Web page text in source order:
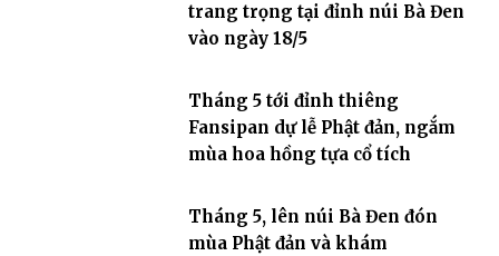
trang trọng tại đỉnh núi Bà Đen
vào ngày 18/5
Tháng 5 tới đỉnh thiêng
Fansipan dự lễ Phật đản, ngắm
mùa hoa hồng tựa cổ tích
Tháng 5, lên núi Bà Đen đón
mùa Phật đản và khám